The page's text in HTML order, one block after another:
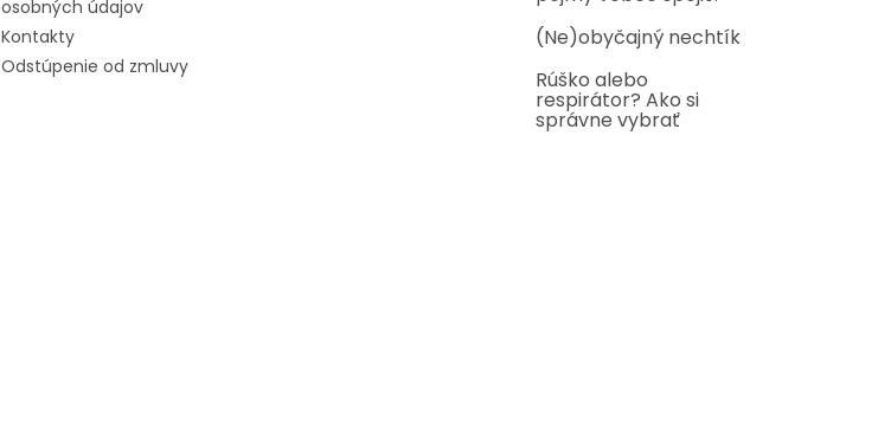
osobných údajov
Kontakty
Odstúpenie od zmluvy
(Ne)obyčajný nechtík
Rúško alebo
respirátor? Ako si
správne vybrať